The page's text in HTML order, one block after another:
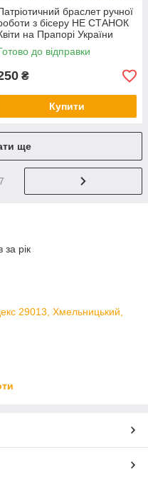
браслет ручної
з бісеру НЕ СТАНОК
на Прапорі України
до відправки
₴
Купити
ще
за рік
29013, Хмельницький,